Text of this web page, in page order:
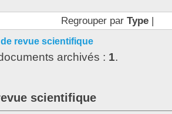
Regrouper par Type|
revue scientifique
archivés : 1.
scientifique